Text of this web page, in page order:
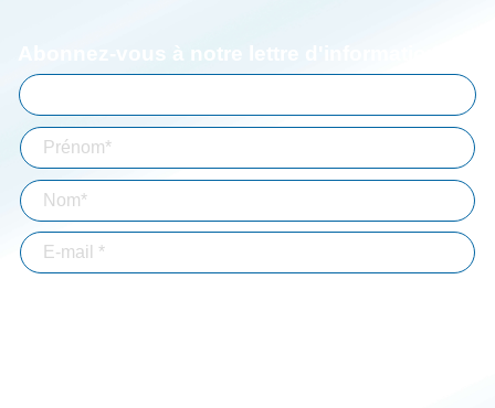
Abonnez-vous à notre lettre d'information